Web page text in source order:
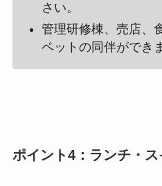
さい。
管理研修棟、売店、
ペットの同伴ができ
ポイント4：ランチ・ス